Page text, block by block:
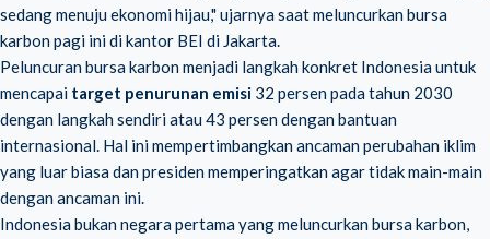
sedang menuju ekonomi hijau," ujarnya saat meluncurkan bursa
karbon pagi ini di kantor BEI di Jakarta.
Peluncuran bursa karbon menjadi langkah konkret Indonesia untuk
mencapai target penurunan emisi 32 persen pada tahun 2030
dengan langkah sendiri atau 43 persen dengan bantuan
internasional. Hal ini mempertimbangkan ancaman perubahan iklim
yang luar biasa dan presiden memperingatkan agar tidak main-main
dengan ancaman ini.
Indonesia bukan negara pertama yang meluncurkan bursa karbon,